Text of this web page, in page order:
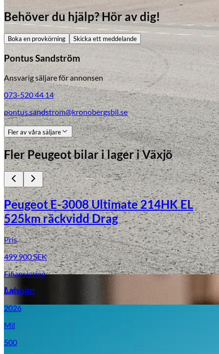
Skadeverkstad
Laholm
Behöver du hjälp? Hör av dig!
Boka en provkörning Skicka ett meddelande
Pontus Sandström
Ansvarig säljare för annonsen
073-520 44 14
pontus.sandstrom@kronobergsbil.se
Fler av våra säljare
FlerPeugeotbilar i lageri Växjö
Peugeot E-3008 Ultimate 214HK EL
525km räckvidd Drag
Pris
499 900SEK
Finansiering
Årtal
2026
Mil
500